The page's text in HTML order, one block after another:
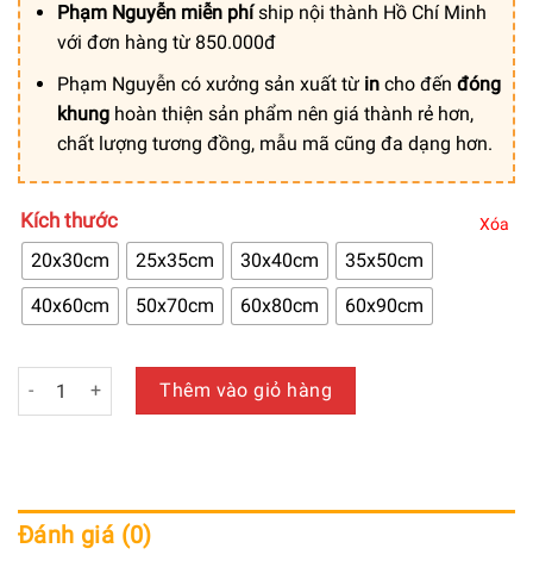
Phạm Nguyễn miễn phíship nội thành Hồ Chí Minh
với đơn hàng từ 850.000đ
Phạm Nguyễn có xưởng sản xuất từ incho đến đóng
khunghoàn thiện sản phẩm nên giá thành rẻ hơn,
chất lượng tương đồng, mẫu mã cũng đa dạng hơn.
Kích thước
20x30cm 25x35cm 30x40cm
35x50cm
40x60cm
50x70cm 60x80cm 60x90cm
Xóa
Tranh trang trí canvas chủ đề bình hoa chất lượng loại 1 -
Thêm vào giỏ hàng
Đánh giá (0)